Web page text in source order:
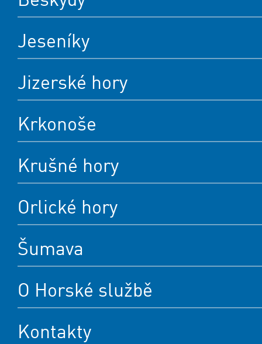
Jeseníky
Jizerské hory
Krkonoše
Krušné hory
Orlické hory
Šumava
O Horské službě
Kontakty